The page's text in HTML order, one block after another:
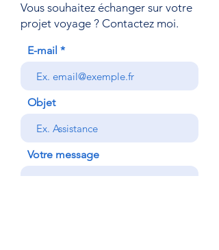
Vous souhaitez échanger sur votre
projet voyage ? Contactez moi.
E-mail
Objet
Votre message